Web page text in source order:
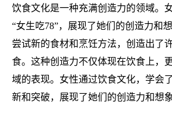
饮食文化是一种充满创造力的领域。
“女生吃78”，展现了她们的创造力和
尝试新的食材和烹饪方法，创造出了
食。这种创造力不仅体现在饮食上，
域的表现。女性通过饮食文化，学会
新和突破，展现了她们的创造力和想象